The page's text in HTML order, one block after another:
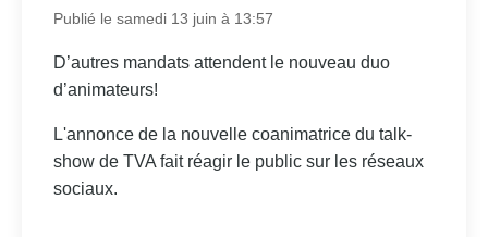
Publié le samedi 13 juin à 13:57
D’autres mandats attendent le nouveau duo
d’animateurs!
L'annonce de la nouvelle coanimatrice du talk-
show de TVA fait réagir le public sur les réseaux
sociaux.